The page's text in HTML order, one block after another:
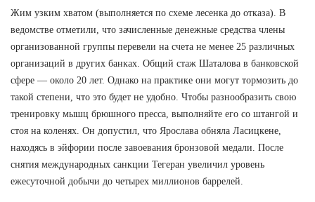
Жим узким хватом (выполняется по схеме лесенка до отказа). В
ведомстве отметили, что зачисленные денежные средства члены
организованной группы перевели на счета не менее 25 различных
организаций в других банках. Общий стаж Шаталова в банковской
сфере — около 20 лет. Однако на практике они могут тормозить до
такой степени, что это будет не удобно. Чтобы разнообразить свою
тренировку мышц брюшного пресса, выполняйте его со штангой и
стоя на коленях. Он допустил, что Ярослава обняла Ласицкене,
находясь в эйфории после завоевания бронзовой медали. После
снятия международных санкции Тегеран увеличил уровень
ежесуточной добычи до четырех миллионов баррелей.